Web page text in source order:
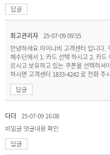
답글
최고관리자 25-07-09 09:55
안녕하세요 아이나비 고객센터 입니다.
제수단에서 1. 카드 선택 하시고 2. 카
르시고 보유하고 있는 쿠폰을 선택하셔
하시면 고객센터 1833-4242 로 전화 주
답글
다더
25-07-09 16:08
비밀글 댓글내용 확인
답글